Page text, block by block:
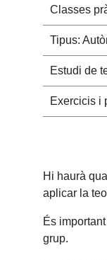
Classes
Tipus:
Estudi de
Exercicis i
Hi haurà
aplicar la
És
grup.